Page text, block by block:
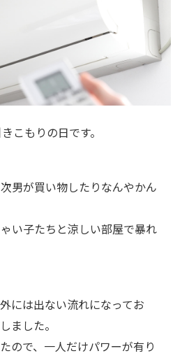
こもりの日です。
男が買い物したりなんやかん
い子たちと涼しい部屋で暴れ
には出ない流れになってお
ました。
ので、一人だけパワーが有り